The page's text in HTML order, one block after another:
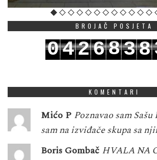
BROJAČ POSJETA
0426838
KOMENTARI
Mićo P Poznavao sam
sam na izviđače skupa sa
Boris Gombač HVALA NA